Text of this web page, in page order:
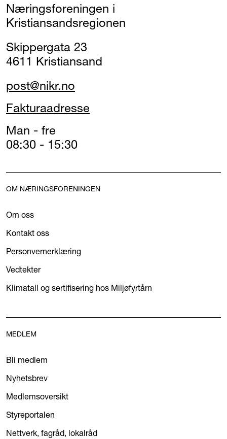
Næringsforeningen i
Kristiansandsregionen
Skippergata 23
4611 Kristiansand
post@nikr.no
Fakturaadresse
Man - fre
08:30 - 15:30
OM NÆRINGSFORENINGEN
Om oss
Kontakt oss
Personvernerklæring
Vedtekter
Klimatall og sertifisering hos Miljøfyrtårn
MEDLEM
Bli medlem
Nyhetsbrev
Medlemsoversikt
Styreportalen
Nettverk, fagråd, lokalråd